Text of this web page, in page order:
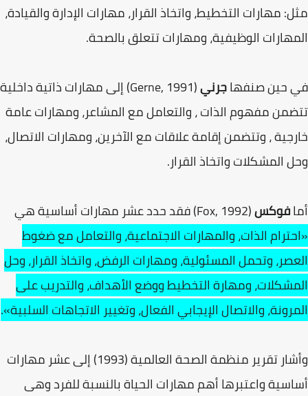
مثل: مهارات التخطيط، واتخاذ القرار، مهارات الإدارة والقيادة،
المهارات الوظيفية، ومهارات تتعلق بالصحة.
في حين صنفهاجرني
(1991 ,Gerne) إلى مهارات ذاتية داخلية
تتضمن مفهوم الذات ، والتعامل مع المشاعر، ومهارات عامة
خارجية ، وتتضمن إقامة علاقات مع الآخرين، ومهارات الاتصال،
وحل المشكلات واتخاذ القرار.
أمافوکس(1992 ,Fox) فقد حدد عشر مهارات أساسية هي
«احترام الذات، والمهارات الاجتماعية، والتعامل مع ضغوط
العصر، وتحمل المسئولية، ومهارات الرفض، واتخاذ القرار، وحل
المشكلات، ومهارة التخطيط ووضع الأهداف، والتدريب على
المرونة، والاتصال الإيجابي الفعال، وتغيير الاتجاهات السلبية».
وأشار تقرير منظمة الصحة العالمية (1993) إلى عشر مهارات
أساسية واعتبرها أهم مهارات الحياة بالنسبة للفرد وهی